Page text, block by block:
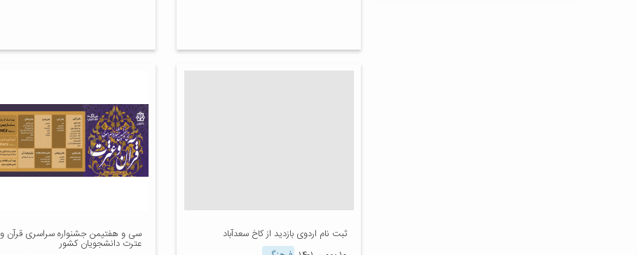
ثبت نام اردوی بازدید از کاخ سعدآباد سی و هفتیمن جشنواره سراسری قرآن و
عترت دانشجویان کشور